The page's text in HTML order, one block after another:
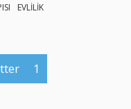
EVLİLİK
1